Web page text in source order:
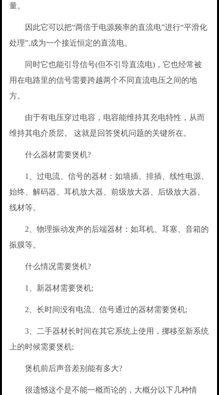
量。
因此它可以把“两倍于电源频率的直流电”进行“平滑化
处理”,成为一个接近恒定的直流电。
同时它也能引导信号(但不引导直流电)，它也经常被
用在电路里的信号需要跨越两个不同直流电压之间的地
方。
由于有电压穿过电容，电容能维持其充电特性，从而
维持其电介质层。 这就是回答煲机问题的关键所在。
什么器材需要煲机?
1、过电流、信号的器材：如墙插、排插、线性电源、
始终、解码器、耳机放大器、前级放大器、后级放大器、
线材等。
2、物理振动发声的后端器材：如耳机、耳塞、音箱的
振膜等。
什么情况需要煲机?
1、新器材需要煲机;
2、长时间没有电流、信号通过的器材需要煲机;
3、二手器材长时间在其它系统上使用，挪移至新系统
上的时候需要煲机;
煲机前后声音差别能有多大?
很遗憾这个是不能一概而论的，大概分以下几种情